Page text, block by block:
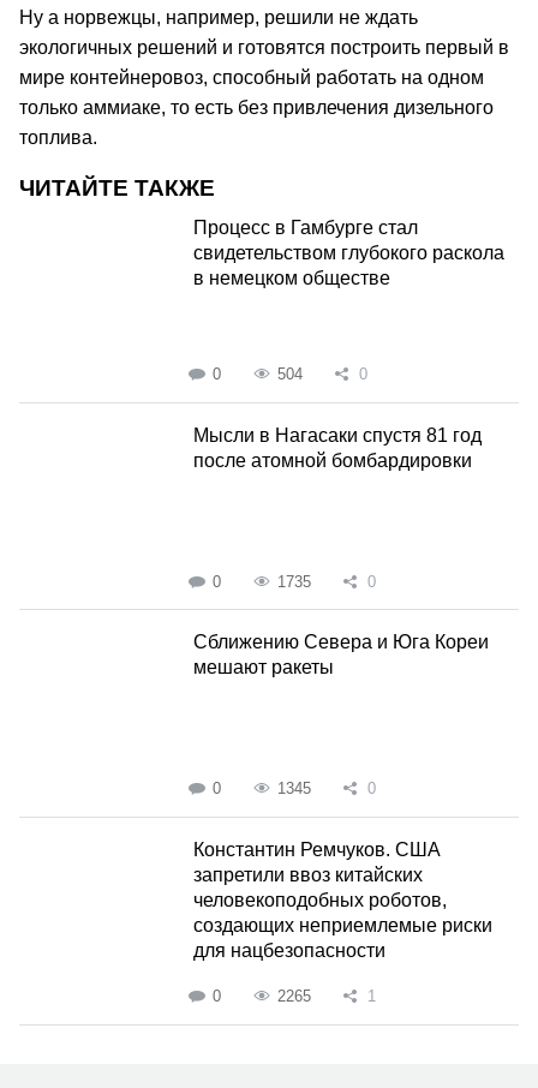
Ну а норвежцы, например, решили не ждать
экологичных решений и готовятся построить первый в
мире контейнеровоз, способный работать на одном
только аммиаке, то есть без привлечения дизельного
топлива.
ЧИТАЙТЕ ТАКЖЕ
Процесс в Гамбурге стал
свидетельством глубокого раскола
в немецком обществе
0 504 0
Мысли в Нагасаки спустя 81 год
после атомной бомбардировки
0 1735 0
Сближению Севера и Юга Кореи
мешают ракеты
0 1345 0
Константин Ремчуков. США
запретили ввоз китайских
человекоподобных роботов,
создающих неприемлемые риски
для нацбезопасности
0 2265 1